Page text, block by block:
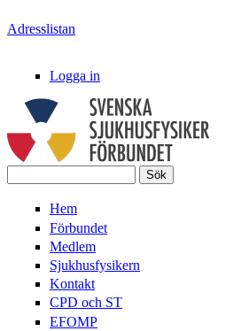
Adresslistan
Logga in
SjukhusFysikerFörbundet
Hem
Förbundet
Medlem
Sjukhusfysikern
Kontakt
CPD och ST
EFOMP